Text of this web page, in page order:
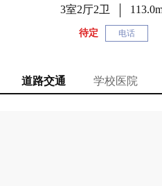
3室2厅2卫
待定 电话
道路交通 学校医院